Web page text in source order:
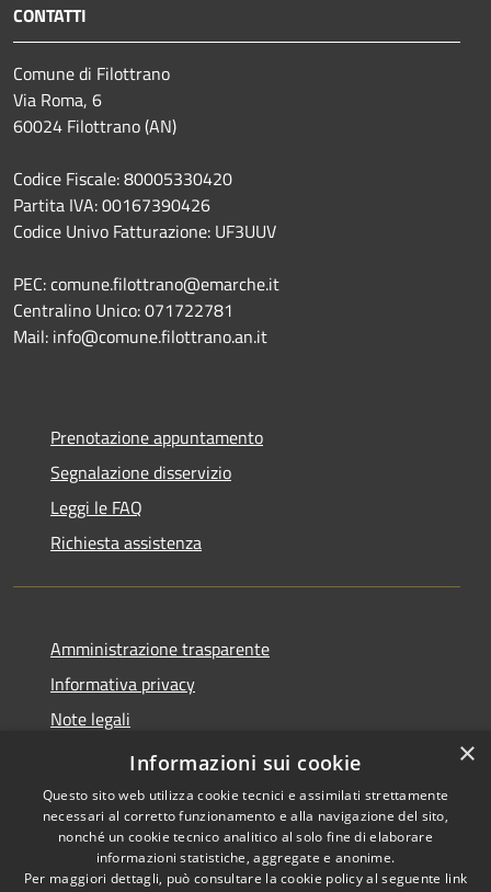
CONTATTI
Comune di Filottrano
Via Roma, 6
60024 Filottrano (AN)
Codice Fiscale: 80005330420
Partita IVA: 00167390426
Codice Univo Fatturazione: UF3UUV
PEC: comune.filottrano@emarche.it
Centralino Unico: 071722781
Mail: info@comune.filottrano.an.it
Prenotazione appuntamento
Segnalazione disservizio
Leggi le FAQ
Richiesta assistenza
Amministrazione trasparente
Informativa privacy
Note legali
Dichiarazione di accessibilità
Copyright © 2026 • Comune di
×
Informazioni sui cookie
Questo sito web utilizza cookie tecnici e assimilati strettamente
necessari al corretto funzionamento e alla navigazione del sito,
nonché un cookie tecnico analitico al solo fine di elaborare
informazioni statistiche, aggregate e anonime.
Per maggiori dettagli, può consultare la cookie policy al seguente link